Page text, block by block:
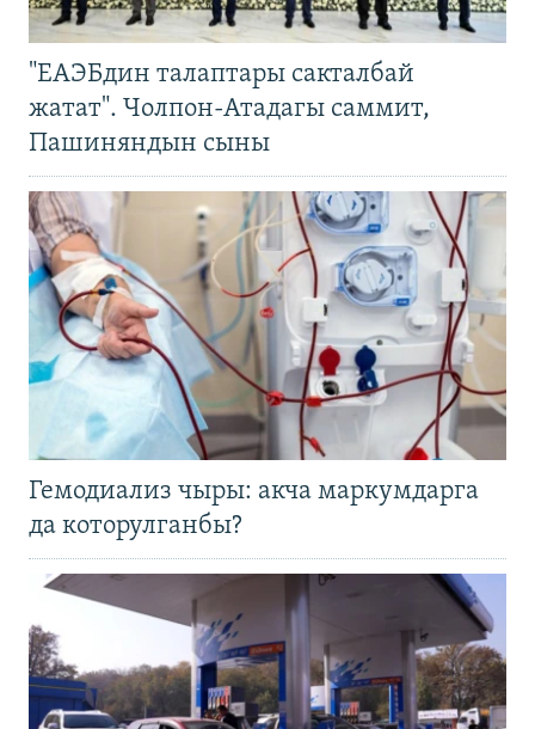
"ЕАЭБдин талаптары сакталбай
жатат". Чолпон-Атадагы саммит,
Пашиняндын сыны
Гемодиализ чыры: акча маркумдарга
да которулганбы?